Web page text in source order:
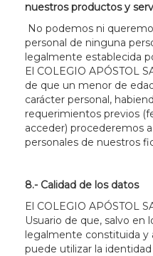
nuestros productos y
No podemos ni
personal de ninguna
legalmente establecida
El COLEGIO APÓSTOL
de que un menor de
carácter personal,
requerimientos previos
acceder) procederemos
personales de nuestros
8.- Calidad de los datos
El COLEGIO APÓSTOL
Usuario de que, salvo en
legalmente constituida y
puede utilizar la